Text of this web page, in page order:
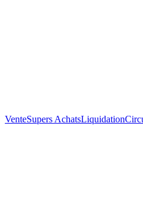
VenteSupers AchatsLiquidation